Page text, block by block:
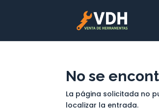
No se
La página solicitada no
localizar la entrada.